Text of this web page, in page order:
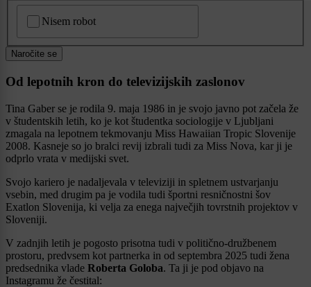
Nisem robot
Naročite se
Od lepotnih kron do televizijskih zaslonov
Tina Gaber se je rodila 9. maja 1986 in je svojo javno pot začela že
v študentskih letih, ko je kot študentka sociologije v Ljubljani
zmagala na lepotnem tekmovanju Miss Hawaiian Tropic Slovenije
2008. Kasneje so jo bralci revij izbrali tudi za Miss Nova, kar ji je
odprlo vrata v medijski svet.
Svojo kariero je nadaljevala v televiziji in spletnem ustvarjanju
vsebin, med drugim pa je vodila tudi športni resničnostni šov
Exatlon Slovenija, ki velja za enega največjih tovrstnih projektov v
Sloveniji.
V zadnjih letih je pogosto prisotna tudi v politično-družbenem
prostoru, predvsem kot partnerka in od septembra 2025 tudi žena
predsednika vlade Roberta Goloba. Ta ji je pod objavo na
Instagramu že čestital: